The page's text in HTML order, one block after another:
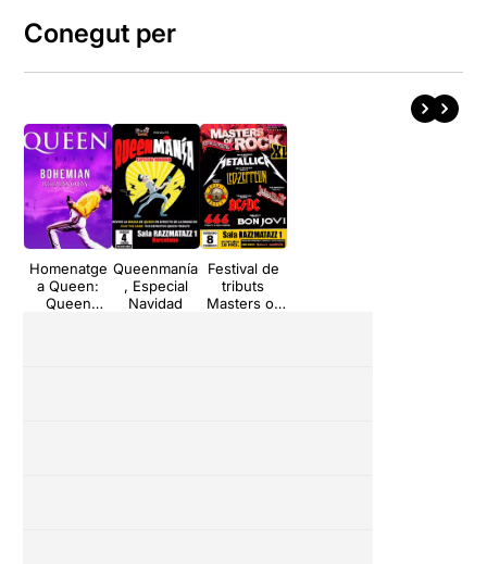
Conegut per
Homenatge
a Queen:
Queen
Queenmanía
, Especial
Navidad
Festival de
tributs
Masters of